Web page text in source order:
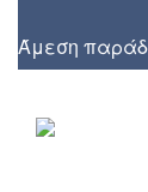
Άμεση